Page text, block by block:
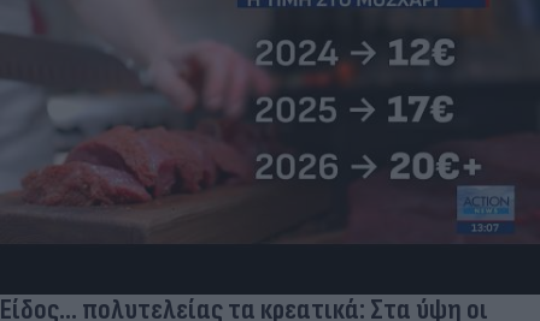
«Μια θεά για τον θεό» - Η κυρία Μέσι
εντυπωσίασε στο Instagram, την σχολίασε και η